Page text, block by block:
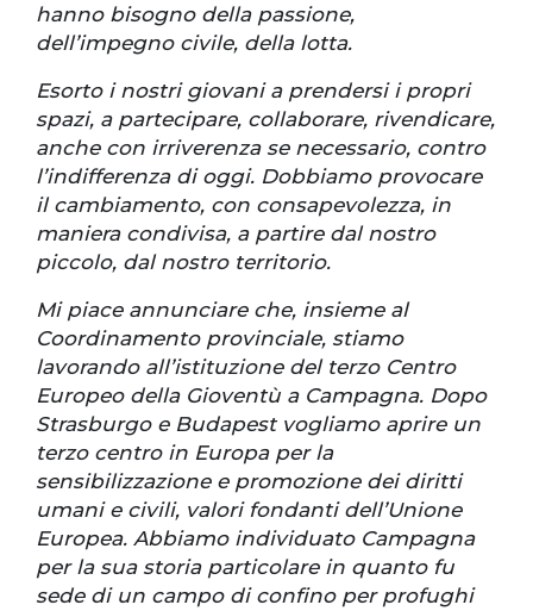
hanno bisogno della passione,
dell’impegno civile, della lotta.
Esorto i nostri giovani a prendersi i propri
spazi, a partecipare, collaborare, rivendicare,
anche con irriverenza se necessario, contro
l’indifferenza di oggi. Dobbiamo provocare
il cambiamento, con consapevolezza, in
maniera condivisa, a partire dal nostro
piccolo, dal nostro territorio.
Mi piace annunciare che, insieme al
Coordinamento provinciale, stiamo
lavorando all’istituzione del terzo Centro
Europeo della Gioventù a Campagna. Dopo
Strasburgo e Budapest vogliamo aprire un
terzo centro in Europa per la
sensibilizzazione e promozione dei diritti
umani e civili, valori fondanti dell’Unione
Europea. Abbiamo individuato Campagna
per la sua storia particolare in quanto fu
sede di un campo di confino per profughi